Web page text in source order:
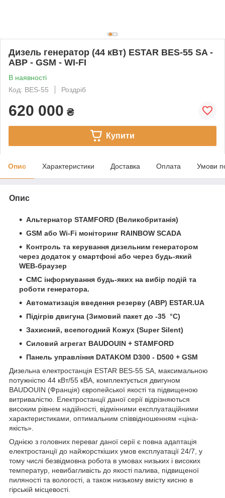
Дизель генератор (44 кВт) ESTAR BES-55 SA -
АВР - GSM - WI-FI
В наявності
Код: BES-55
Роздріб
620 000 ₴
Купити
Опис Характеристики Доставка Оплата Умови
Опис
Альтернатор STAMFORD (Великобританія)
GSM або Wi-Fi моніторинг RAINBOW SCADA
Контроль та керування дизельним генератором
через додаток у смартфоні або через будь-який
WEB-браузер
СМС інформування будь-яких на вибір подій та
роботи генератора.
Автоматизація введення резерву (АВР) ESTAR.UA
Підігрів двигуна (Зимовий пакет до -35 °C)
Захисний, всепогодний Кожух (Super Silent)
Силовий агрегат BAUDOUIN + STAMFORD
Панель управління DATAKOM D300 - D500 + GSM
Дизельна електростанція ESTAR BES-55 SA, максимальною
потужністю 44 кВт/55 кВА, комплектується двигуном
BAUDOUIN (Франція) європейської якості та підвищеною
витривалістю. Електростанції даної серії відрізняються
високим рівнем надійності, відмінними експлуатаційними
характеристиками, оптимальним співвідношенням «ціна-
якість».
Однією з головних переваг даної серії є повна адаптація
електростанції до найжорсткіших умов експлуатації 24/7, у
тому числі безвідмовна робота в умовах низьких і високих
температур, невибагливість до якості палива, підвищеної
пиляності та вологості, а також низькому вмісту кисню в
гірській місцевості.